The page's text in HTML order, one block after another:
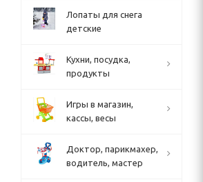
Лопаты для снега
детские
Кухни, посудка,
продукты
Игры в магазин,
кассы, весы
Доктор, парикмахер,
водитель, мастер